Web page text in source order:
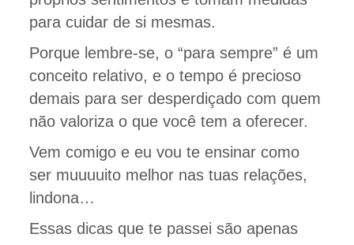
para cuidar de si mesmas.
Porque lembre-se, o “para sempre” é um
conceito relativo, e o tempo é precioso
demais para ser desperdiçado com quem
não valoriza o que você tem a oferecer.
Vem comigo e eu vou te ensinar como
ser muuuuito melhor nas tuas relações,
lindona…
Essas dicas que te passei são apenas